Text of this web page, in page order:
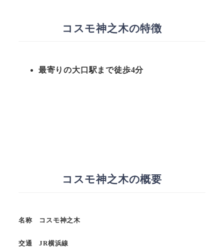
コスモ神之木の特徴
最寄りの大口駅まで徒歩4分
コスモ神之木の概要
名称 コスモ神之木
交通 JR横浜線